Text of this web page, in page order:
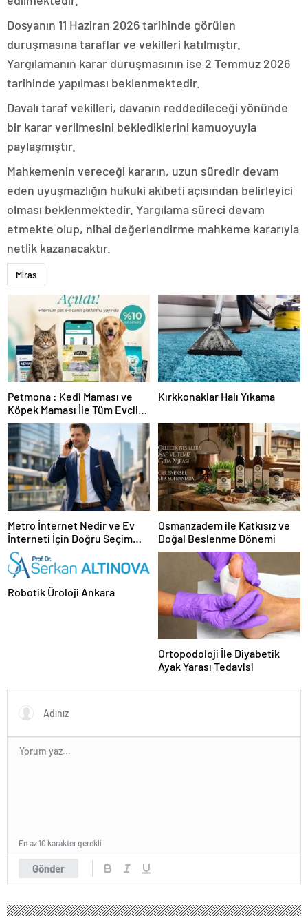
Dosyanın 11 Haziran 2026 tarihinde görülen
duruşmasına taraflar ve vekilleri katılmıştır.
Yargılamanın karar duruşmasının ise 2 Temmuz 2026
tarihinde yapılması beklenmektedir.
Davalı taraf vekilleri, davanın reddedileceği yönünde
bir karar verilmesini beklediklerini kamuoyuyla
paylaşmıştır.
Mahkemenin vereceği kararın, uzun süredir devam
eden uyuşmazlığın hukuki akıbeti açısından belirleyici
olması beklenmektedir. Yargılama süreci devam
etmekte olup, nihai değerlendirme mahkeme kararıyla
netlik kazanacaktır.
Miras
Petmona : Kedi Maması ve
Köpek Maması İle Tüm Evcil
Hayvan Ürünleri
Kırkkonaklar Halı Yıkama
Metro İnternet Nedir ve Ev
İnterneti İçin Doğru Seçim
Nasıl Yapılır
Osmanzadem ile Katkısız ve
Doğal Beslenme Dönemi
Robotik Üroloji Ankara
Ortopodoloji İle Diyabetik
Ayak Yarası Tedavisi
Gönder
En az 10 karakter gerekli